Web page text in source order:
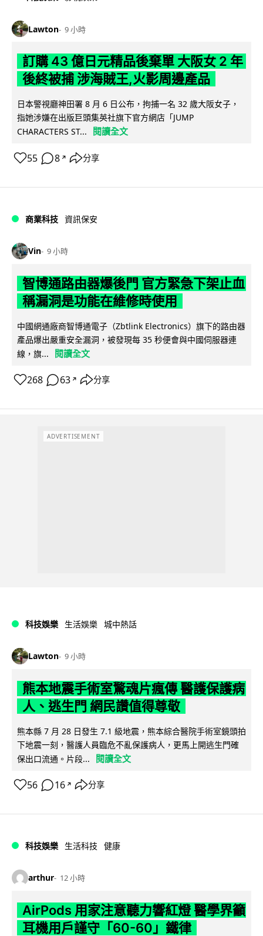
Lawton 9 小時
訂購 43 億日元精品後棄單 大阪女 2 年
後終被捕 涉海賊王,火影周邊產品
日本警視廳神田署 8 月 6 日公布，拘捕一名 32 歲大阪女子，
指她涉嫌在出版巨頭集英社旗下官方網店「JUMP
CHARACTERS ST...
閱讀全文
55 8 ↗ 分享
商業科技 資訊保安
Vin 9 小時
智博通路由器爆後門 官方緊急下架止血
稱漏洞是功能在維修時使用
中國網通廠商智博通電子（Zbtlink Electronics）旗下的路由器
產品爆出嚴重安全漏洞，被發現每 35 秒便會與中國伺服器連
線，旗...
閱讀全文
268 63 ↗ 分享
ADVERTISEMENT
科技娛樂 生活娛樂 城中熱話
Lawton 9 小時
熊本地震手術室驚魂片瘋傳 醫護保護病
人、逃生門 網民讚值得尊敬
熊本縣 7 月 28 日發生 7.1 級地震，熊本綜合醫院手術室鏡頭拍
下地震一刻，醫護人員臨危不亂保護病人，更馬上開逃生門確
保出口流通。片段...
閱讀全文
56 16 ↗ 分享
科技娛樂 生活科技 健康
arthur 12 小時
AirPods 用家注意聽力響紅燈 醫學界籲
耳機用戶謹守「60-60」鐵律